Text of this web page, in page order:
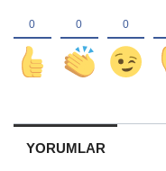
YORUMLAR